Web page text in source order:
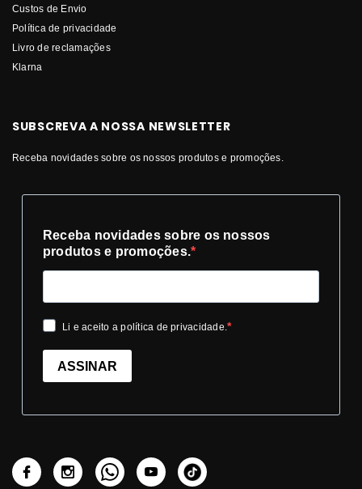
Custos de Envio
Política de privacidade
Livro de reclamações
Klarna
SUBSCREVA A NOSSA NEWSLETTER
Receba novidades sobre os nossos produtos e promoções.
Receba novidades sobre os nossos
produtos e promoções.
Li e aceito a política de privacidade.
ASSINAR